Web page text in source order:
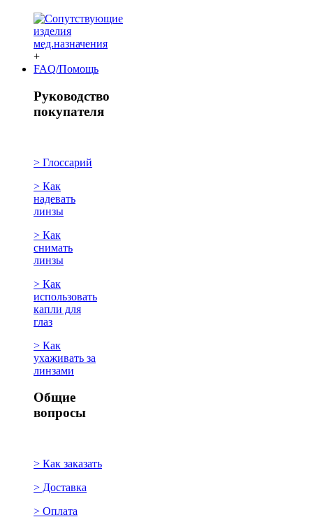
+
FAQ/Помощь
Руководство
покупателя
> Глоссарий
> Как
надевать
линзы
> Как
снимать
линзы
> Как
использовать
капли для
глаз
> Как
ухаживать за
линзами
Общие
вопросы
> Как заказать
> Доставка
> Оплата